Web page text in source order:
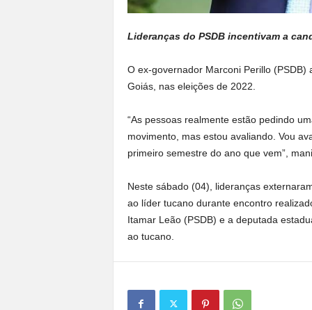
Lideranças do PSDB incentivam a
O ex-governador Marconi Perillo
Goiás, nas eleições de 2022.
“As pessoas realmente estão pedindo
movimento, mas estou avaliando. Vou
primeiro semestre do ano que vem”,
Neste sábado (04), lideranças
ao líder tucano durante encontro
Itamar Leão (PSDB) e a deputada
ao tucano.